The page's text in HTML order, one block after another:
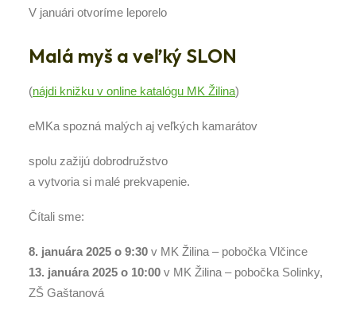
V januári otvoríme leporelo
Malá myš a veľký SLON
(nájdi knižku v online katalógu MK Žilina)
eMKa spozná malých aj veľkých kamarátov
spolu zažijú dobrodružstvo
a vytvoria si malé prekvapenie.
Čítali sme:
8. januára 2025 o 9:30 v MK Žilina – pobočka Vlčince
13. januára 2025 o 10:00 v MK Žilina – pobočka Solinky,
ZŠ Gaštanová